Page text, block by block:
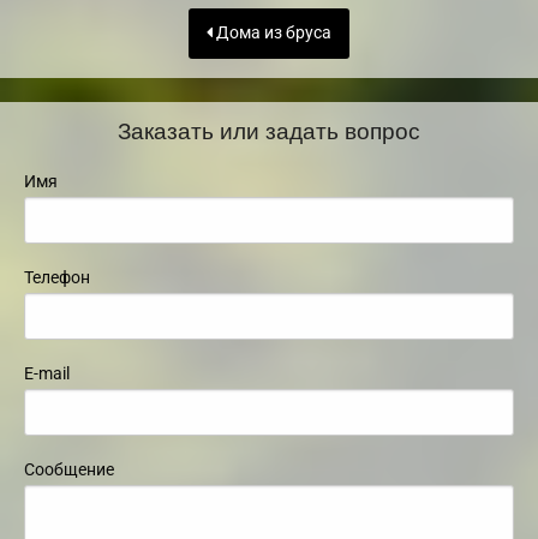
Дома из бруса
Заказать или задать вопрос
Имя
Телефон
E-mail
Сообщение